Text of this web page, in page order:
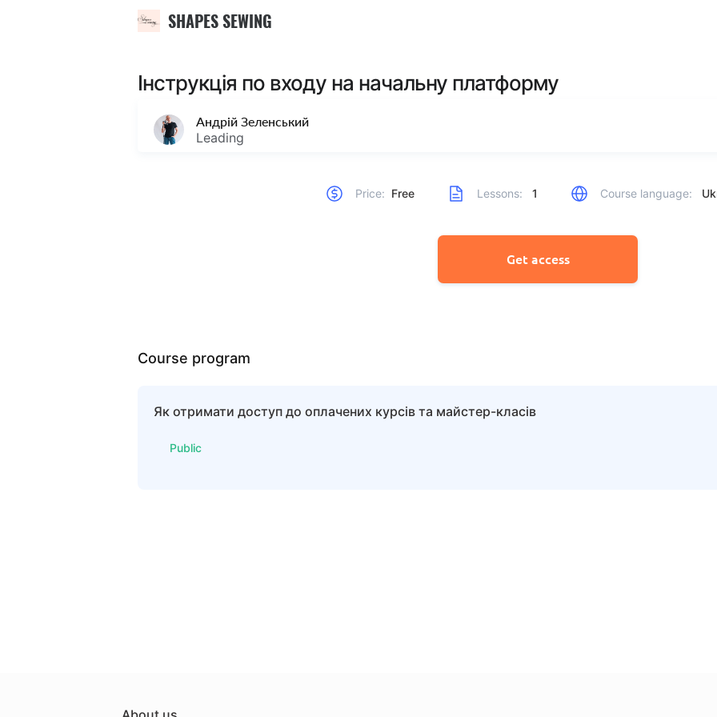
SHAPES SEWING
Інструкція по входу на начальну платформу
Андрій Зеленський
Leading
Price: Free Lessons: 1 Course language:
Get access
Course program
Як отримати доступ до оплачених курсів та майстер-класів
Public